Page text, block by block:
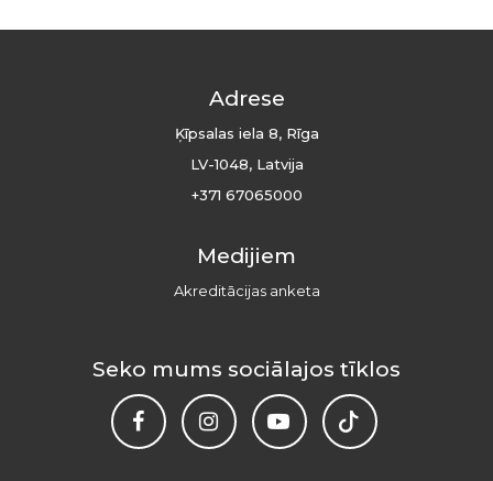
Adrese
Ķīpsalas iela 8, Rīga
LV-1048, Latvija
+371 67065000
Medijiem
Akreditācijas anketa
Seko mums sociālajos tīklos